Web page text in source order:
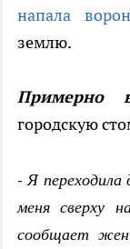
напала
землю.
Примерно
городскую
- Я переходила
меня сверху
сообщает